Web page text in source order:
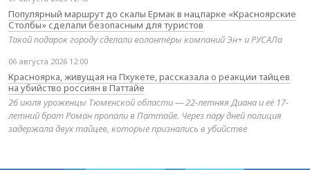
Популярный маршрут до скалы Ермак в нацпарке «Красноярские
Столбы» сделали безопасным для туристов
Такой подарок городу сделали волонтёры компаний Эн+ и РУСАЛа
06 августа 2026 12:00
Красноярка, живущая на Пхукете, рассказала о реакции тайцев
на убийство россиян в Паттайе
26 июля уроженцы Тюменской области — 22-летняя Диана и её 17-
летний брат Роман пропали в Паттайе. Через пару дней полиция
задержала двух тайцев, которые признались в убийстве